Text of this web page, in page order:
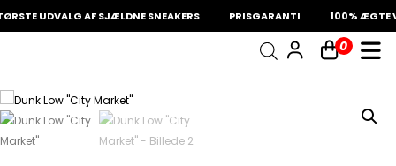
UDVALG AF SJÆLDNE SNEAKERS PRISGARANTI 100% ÆGTE
0
Din kurv er tom.